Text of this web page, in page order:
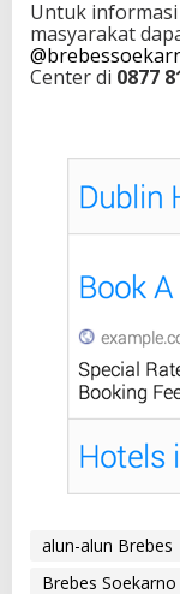
Untuk
masyarakat
Center di 0877
alun-alun Brebes
Brebes